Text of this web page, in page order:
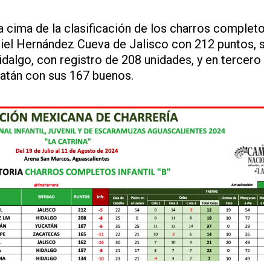
cima de la clasificación de los charros
Hernández Cueva de Jalisco con 212 puntos,
con registro de 208 unidades, y en
con sus 167 buenos.